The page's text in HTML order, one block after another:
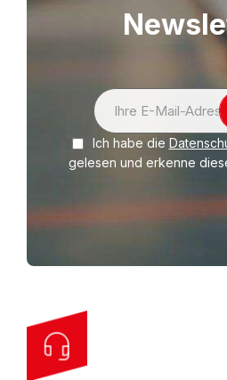
o
O
u
r
Ich habe die
gelesen und erkenne